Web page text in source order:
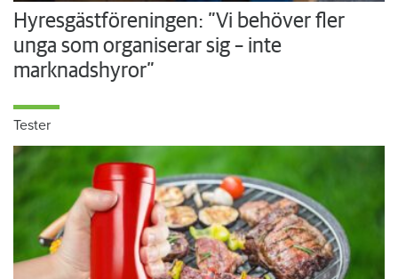
Hyresgästföreningen: ”Vi behöver fler
unga som organiserar sig – inte
marknadshyror”
Tester